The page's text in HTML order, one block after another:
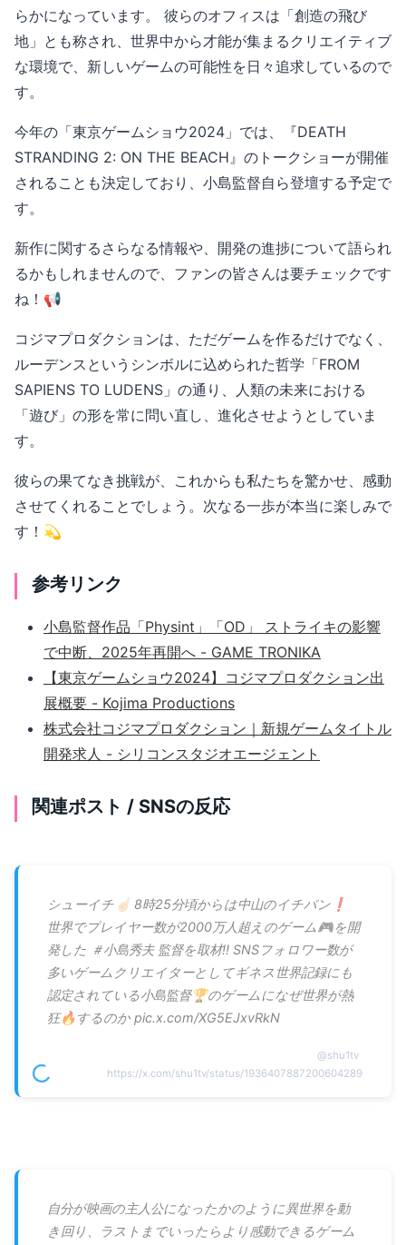
らかになっています。 彼らのオフィスは「創造の飛び
地」とも称され、世界中から才能が集まるクリエイティブ
な環境で、新しいゲームの可能性を日々追求しているので
す。
今年の「東京ゲームショウ2024」では、『DEATH
STRANDING 2: ON THE BEACH』のトークショーが開催
されることも決定しており、小島監督自ら登壇する予定で
す。
新作に関するさらなる情報や、開発の進捗について語られ
るかもしれませんので、ファンの皆さんは要チェックです
ね！📢
コジマプロダクションは、ただゲームを作るだけでなく、
ルーデンスというシンボルに込められた哲学「FROM
SAPIENS TO LUDENS」の通り、人類の未来における
「遊び」の形を常に問い直し、進化させようとしていま
す。
彼らの果てなき挑戦が、これからも私たちを驚かせ、感動
させてくれることでしょう。次なる一歩が本当に楽しみで
す！💫
参考リンク
小島監督作品「Physint」「OD」 ストライキの影響
で中断、2025年再開へ - GAME TRONIKA
【東京ゲームショウ2024】コジマプロダクション出
展概要 - Kojima Productions
株式会社コジマプロダクション｜新規ゲームタイトル
開発求人 - シリコンスタジオエージェント
関連ポスト / SNSの反応
シューイチ☝🏻 8時25分頃からは中山のイチバン❗️
世界でプレイヤー数が2000万人超えのゲーム🎮を開
発した ＃小島秀夫 監督を取材‼️ SNSフォロワー数が
多いゲームクリエイターとしてギネス世界記録にも
認定されている小島監督🏆のゲームになぜ世界が熱
狂🔥するのか pic.x.com/XG5EJxvRkN
@shu1tv
https://x.com/shu1tv/status/1936407887200604289
自分が映画の主人公になったかのように異世界を動
き回り、ラストまでいったらより感動できるゲーム